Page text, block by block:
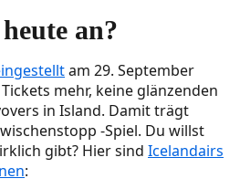
als Lesezeichen
Zwischenstopp
den Flughafen zu verlassen
Flug zu schaffen?
an?
am 29. September
mehr, keine glänzenden
in Island. Damit trägt
-Spiel. Du willst
gibt? Hier sind Icelandairs
: